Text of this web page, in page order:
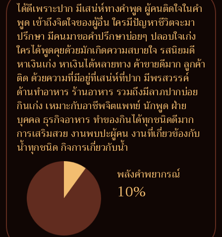
ได้ดีเพราะปาก มีเสน่ห์ทางคำพูด ผู้คนติดใจในคำ
พูด เข้าถึงจิตใจของผู้อื่น ใครมีปัญหาชีวิตจะมา
ปรึกษา มีคนมาขอคำปรึกษาบ่อยๆ ปลอบใจเก่ง
ใครได้พูดคุยด้วยมักเกิดความสบายใจ รสนิยมดี
หาเงินเก่ง หาเงินได้หลายทาง ค้าขายดีมาก ลูกค้า
ติด ด้วยความที่มีอยู่ที่เสน่ห์ที่ปาก มีพรสวรรค์
ด้านทำอาหาร ร้านอาหาร รวมถึงมีลาภปากบ่อย
กินเก่ง เหมาะกับอาชีพจิตแพทย์ นักพูด ฝ่าย
บุคคล ธุรกิจอาหาร ทำของกินได้ทุกชนิดดีมาก
การเสริมสวย งานพบปะผู้คน งานที่เกี่ยวข้องกับ
น้ำทุกชนิด กิจการเกี่ยวกับน้ำ
พลังคำพยากรณ์
10%